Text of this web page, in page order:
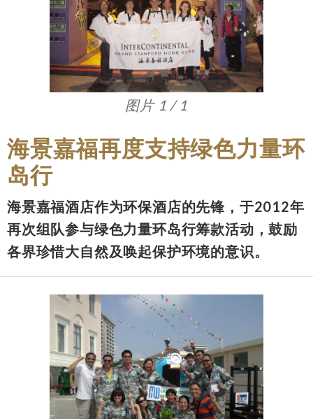
图片 1 / 1
海景嘉福再度支持绿色力量环
岛行
海景嘉福酒店作为环保酒店的先锋，于2012年
再次组队参与绿色力量环岛行筹款活动，鼓励
各界珍惜大自然及唤起保护环境的意识。